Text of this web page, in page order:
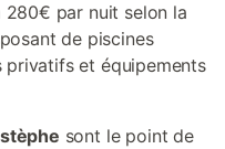
par nuit selon la
de piscines
privatifs et équipements
sont le point de